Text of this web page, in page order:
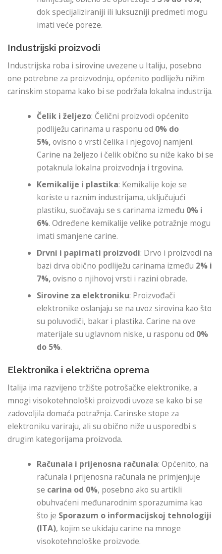
dok specijaliziraniji ili luksuzniji predmeti mogu
imati veće poreze.
Industrijski proizvodi
Industrijska roba i sirovine uvezene u Italiju, posebno
one potrebne za proizvodnju, općenito podliježu nižim
carinskim stopama kako bi se podržala lokalna industrija.
Čelik i željezo: Čelični proizvodi općenito
podliježu carinama u rasponu od 0% do
5%,ovisno o vrsti čelika i njegovoj namjeni.
Carine na željezo i čelik obično su niže kako bi se
potaknula lokalna proizvodnja i trgovina.
Kemikalije i plastika: Kemikalije koje se
koriste u raznim industrijama, uključujući
plastiku, suočavaju se s carinama između 0% i
6%. Određene kemikalije velike potražnje mogu
imati smanjene carine.
Drvni i papirnati proizvodi: Drvo i proizvodi na
bazi drva obično podliježu carinama između 2% i
7%,ovisno o njihovoj vrsti i razini obrade.
Sirovine za elektroniku: Proizvođači
elektronike oslanjaju se na uvoz sirovina kao što
su poluvodiči, bakar i plastika. Carine na ove
materijale su uglavnom niske, u rasponu od 0%
do 5%.
Elektronika i električna oprema
Italija ima razvijeno tržište potrošačke elektronike, a
mnogi visokotehnološki proizvodi uvoze se kako bi se
zadovoljila domaća potražnja. Carinske stope za
elektroniku variraju, ali su obično niže u usporedbi s
drugim kategorijama proizvoda.
Računala i prijenosna računala: Općenito, na
računala i prijenosna računala ne primjenjuje
se carina od 0%, posebno ako su artikli
obuhvaćeni međunarodnim sporazumima kao
što je Sporazum o informacijskoj tehnologiji
(ITA), kojim se ukidaju carine na mnoge
visokotehnološke proizvode.